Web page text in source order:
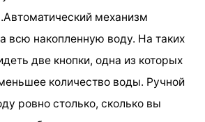
механизм
всю накопленную воду. На таких
две кнопки, одна из которых
количество воды. Ручной
ровно столько, сколько вы